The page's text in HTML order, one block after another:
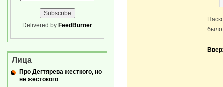
было
Delivered by FeedBurner
Лица
Про Дегтярева жесткого, но
не жестокого